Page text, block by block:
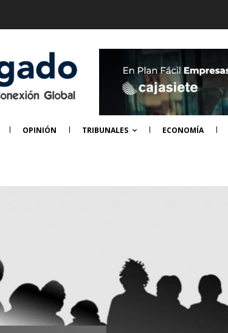
OPINIÓN TRIBUNALES ECONOMÍA